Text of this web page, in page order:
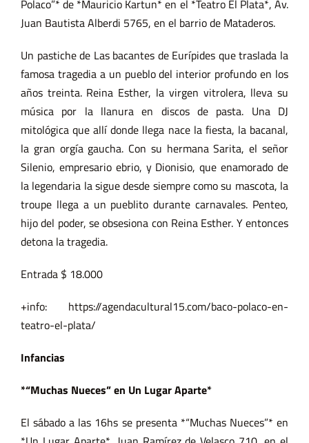
Polaco”* de *Mauricio Kartun* en el *Teatro El Plata*, Av.
Juan Bautista Alberdi 5765, en el barrio de Mataderos.
Un pastiche de Las bacantes de Eurípides que traslada la
famosa tragedia a un pueblo del interior profundo en los
años treinta. Reina Esther, la virgen vitrolera, lleva su
música por la llanura en discos de pasta. Una DJ
mitológica que allí donde llega nace la fiesta, la bacanal,
la gran orgía gaucha. Con su hermana Sarita, el señor
Silenio, empresario ebrio, y Dionisio, que enamorado de
la legendaria la sigue desde siempre como su mascota, la
troupe llega a un pueblito durante carnavales. Penteo,
hijo del poder, se obsesiona con Reina Esther. Y entonces
detona la tragedia.
Entrada $ 18.000
+info: https://agendacultural15.com/baco-polaco-en-
teatro-el-plata/
Infancias
*“Muchas Nueces” en Un Lugar Aparte*
El sábado a las 16hs se presenta *“Muchas Nueces”* en